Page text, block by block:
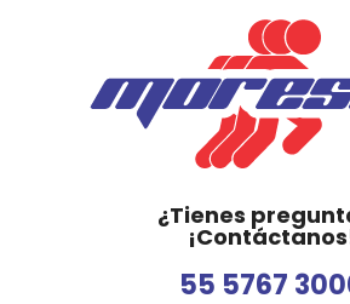
¿Tienes
55 5767